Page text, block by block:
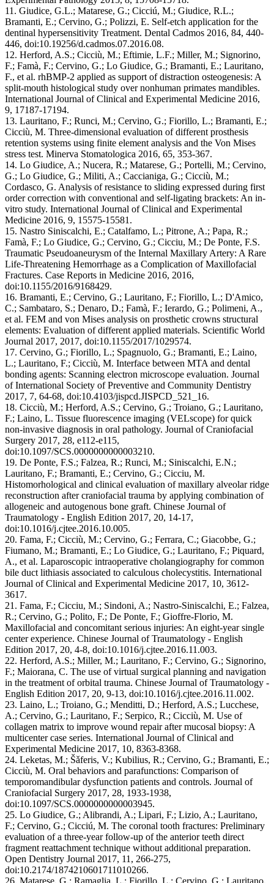
11. Giudice, G.L.; Matarese, G.; Cicciú, M.; Giudice, R.L.;
Bramanti, E.; Cervino, G.; Polizzi, E. Self-etch application for the
dentinal hypersensitivity Treatment. Dental Cadmos 2016, 84, 440-
446, doi:10.19256/d.cadmos.07.2016.08.
12. Herford, A.S.; Cicciù, M.; Eftimie, L.F.; Miller, M.; Signorino,
F.; Famà, F.; Cervino, G.; Lo Giudice, G.; Bramanti, E.; Lauritano,
F., et al. rhBMP-2 applied as support of distraction osteogenesis: A
split-mouth histological study over nonhuman primates mandibles.
International Journal of Clinical and Experimental Medicine 2016,
9, 17187-17194.
13. Lauritano, F.; Runci, M.; Cervino, G.; Fiorillo, L.; Bramanti, E.;
Cicciù, M. Three-dimensional evaluation of different prosthesis
retention systems using finite element analysis and the Von Mises
stress test. Minerva Stomatologica 2016, 65, 353-367.
14. Lo Giudice, A.; Nucera, R.; Matarese, G.; Portelli, M.; Cervino,
G.; Lo Giudice, G.; Militi, A.; Caccianiga, G.; Cicciù, M.;
Cordasco, G. Analysis of resistance to sliding expressed during first
order correction with conventional and self-ligating brackets: An in-
vitro study. International Journal of Clinical and Experimental
Medicine 2016, 9, 15575-15581.
15. Nastro Siniscalchi, E.; Catalfamo, L.; Pitrone, A.; Papa, R.;
Famà, F.; Lo Giudice, G.; Cervino, G.; Cicciu, M.; De Ponte, F.S.
Traumatic Pseudoaneurysm of the Internal Maxillary Artery: A Rare
Life-Threatening Hemorrhage as a Complication of Maxillofacial
Fractures. Case Reports in Medicine 2016, 2016,
doi:10.1155/2016/9168429.
16. Bramanti, E.; Cervino, G.; Lauritano, F.; Fiorillo, L.; D'Amico,
C.; Sambataro, S.; Denaro, D.; Famà, F.; Ierardo, G.; Polimeni, A.,
et al. FEM and von Mises analysis on prosthetic crowns structural
elements: Evaluation of different applied materials. Scientific World
Journal 2017, 2017, doi:10.1155/2017/1029574.
17. Cervino, G.; Fiorillo, L.; Spagnuolo, G.; Bramanti, E.; Laino,
L.; Lauritano, F.; Cicciù, M. Interface between MTA and dental
bonding agents: Scanning electron microscope evaluation. Journal
of International Society of Preventive and Community Dentistry
2017, 7, 64-68, doi:10.4103/jispcd.JISPCD_521_16.
18. Cicciù, M.; Herford, A.S.; Cervino, G.; Troiano, G.; Lauritano,
F.; Laino, L. Tissue fluorescence imaging (VELscope) for quick
non-invasive diagnosis in oral pathology. Journal of Craniofacial
Surgery 2017, 28, e112-e115,
doi:10.1097/SCS.0000000000003210.
19. De Ponte, F.S.; Falzea, R.; Runci, M.; Siniscalchi, E.N.;
Lauritano, F.; Bramanti, E.; Cervino, G.; Cicciu, M.
Histomorhological and clinical evaluation of maxillary alveolar ridge
reconstruction after craniofacial trauma by applying combination of
allogeneic and autogenous bone graft. Chinese Journal of
Traumatology - English Edition 2017, 20, 14-17,
doi:10.1016/j.cjtee.2016.10.005.
20. Fama, F.; Cicciù, M.; Cervino, G.; Ferrara, C.; Giacobbe, G.;
Fiumano, M.; Bramanti, E.; Lo Giudice, G.; Lauritano, F.; Piquard,
A., et al. Laparoscopic intraoperative cholangiography for common
bile duct lithiasis associated to calculous cholecystitis. International
Journal of Clinical and Experimental Medicine 2017, 10, 3612-
3617.
21. Fama, F.; Cicciu, M.; Sindoni, A.; Nastro-Siniscalchi, E.; Falzea,
R.; Cervino, G.; Polito, F.; De Ponte, F.; Gioffre-Florio, M.
Maxillofacial and concomitant serious injuries: An eight-year single
center experience. Chinese Journal of Traumatology - English
Edition 2017, 20, 4-8, doi:10.1016/j.cjtee.2016.11.003.
22. Herford, A.S.; Miller, M.; Lauritano, F.; Cervino, G.; Signorino,
F.; Maiorana, C. The use of virtual surgical planning and navigation
in the treatment of orbital trauma. Chinese Journal of Traumatology -
English Edition 2017, 20, 9-13, doi:10.1016/j.cjtee.2016.11.002.
23. Laino, L.; Troiano, G.; Menditti, D.; Herford, A.S.; Lucchese,
A.; Cervino, G.; Lauritano, F.; Serpico, R.; Cicciù, M. Use of
collagen matrix to improve wound repair after mucosal biopsy: A
multicenter case series. International Journal of Clinical and
Experimental Medicine 2017, 10, 8363-8368.
24. Leketas, M.; Šǎferis, V.; Kubilius, R.; Cervino, G.; Bramanti, E.;
Cicciù, M. Oral behaviors and parafunctions: Comparison of
temporomandibular dysfunction patients and controls. Journal of
Craniofacial Surgery 2017, 28, 1933-1938,
doi:10.1097/SCS.0000000000003945.
25. Lo Giudice, G.; Alibrandi, A.; Lipari, F.; Lizio, A.; Lauritano,
F.; Cervino, G.; Cicciú, M. The coronal tooth fractures: Preliminary
evaluation of a three-year follow-up of the anterior teeth direct
fragment reattachment technique without additional preparation.
Open Dentistry Journal 2017, 11, 266-275,
doi:10.2174/1874210601711010266.